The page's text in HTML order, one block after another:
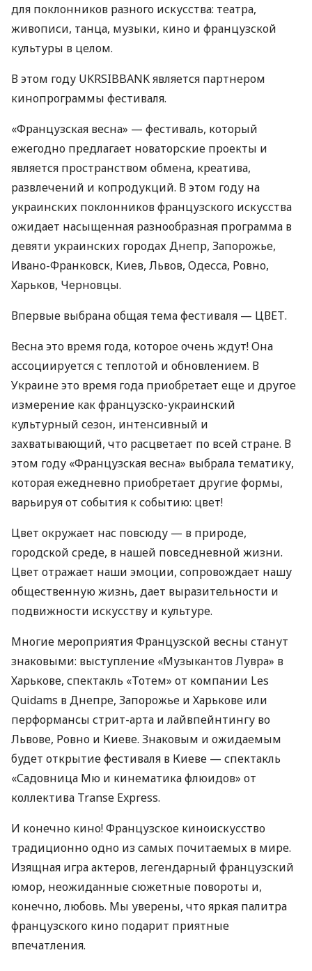
для поклонников разного искусства: театра,
живописи, танца, музыки, кино и французской
культуры в целом.
В этом году UKRSIBBANKявляется партнером
кинопрограммы фестиваля.
«Французская весна» — фестиваль, который
ежегодно предлагает новаторские проекты и
является пространством обмена, креатива,
развлечений и копродукций. В этом году на
украинских поклонников французского искусства
ожидает насыщенная разнообразная программа в
девяти украинских городах Днепр, Запорожье,
Ивано-Франковск, Киев, Львов, Одесса, Ровно,
Харьков, Черновцы.
Впервые выбрана общая тема фестиваля — ЦВЕТ.
Весна это время года, которое очень ждут! Она
ассоциируется с теплотой и обновлением. В
Украине это время года приобретает еще и другое
измерение как французско-украинский
культурный сезон, интенсивный и
захватывающий, что расцветает по всей стране. В
этом году «Французская весна» выбрала тематику,
которая ежедневно приобретает другие формы,
варьируя от события к событию: цвет!
Цвет окружает нас повсюду — в природе,
городской среде, в нашей повседневной жизни.
Цвет отражает наши эмоции, сопровождает нашу
общественную жизнь, дает выразительности и
подвижности искусству и культуре.
Многие мероприятия Французской весны станут
знаковыми: выступление «Музыкантов Лувра» в
Харькове, спектакль «Тотем» от компании Les
Quidams в Днепре, Запорожье и Харькове или
перформансы стрит-арта и лайвпейнтингу во
Львове, Ровно и Киеве. Знаковым и ожидаемым
будет открытие фестиваля в Киеве — спектакль
«Садовница Мю и кинематика флюидов» от
коллектива Transe Express.
И конечно кино! Французское киноискусство
традиционно одно из самых почитаемых в мире.
Изящная игра актеров, легендарный французский
юмор, неожиданные сюжетные повороты и,
конечно, любовь. Мы уверены, что яркая палитра
французского кино подарит приятные
впечатления.